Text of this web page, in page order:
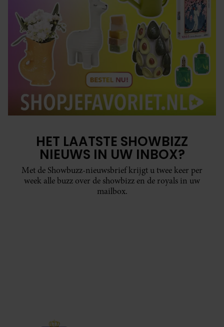
HET LAATSTE SHOWBIZZ
NIEUWS IN UW INBOX?
Met de Showbuzz-nieuwsbrief krijgt u twee keer per
week alle buzz over de showbizz en de royals in uw
mailbox.